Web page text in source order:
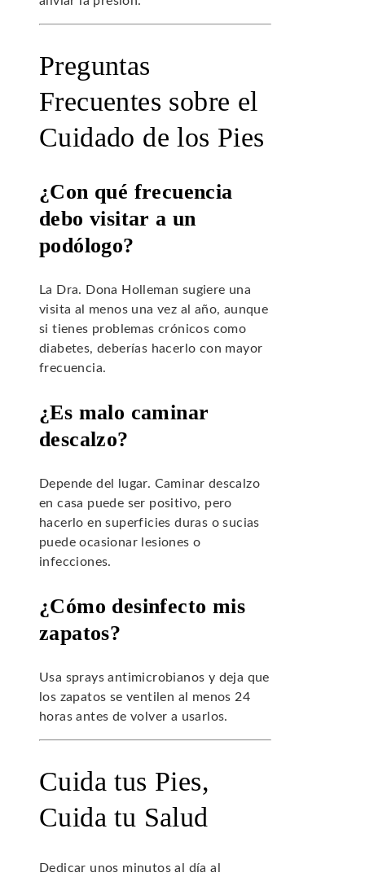
Preguntas
Frecuentes sobre el
Cuidado de los Pies
¿Con qué frecuencia
debo visitar a un
podólogo?
La Dra. Dona Holleman sugiere una
visita al menos una vez al año, aunque
si tienes problemas crónicos como
diabetes, deberías hacerlo con mayor
frecuencia.
¿Es malo caminar
descalzo?
Depende del lugar. Caminar descalzo
en casa puede ser positivo, pero
hacerlo en superficies duras o sucias
puede ocasionar lesiones o
infecciones.
¿Cómo desinfecto mis
zapatos?
Usa sprays antimicrobianos y deja que
los zapatos se ventilen al menos 24
horas antes de volver a usarlos.
Cuida tus Pies,
Cuida tu Salud
Dedicar unos minutos al día al